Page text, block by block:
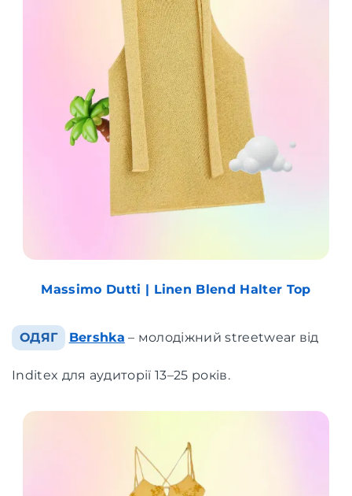
Massimo Dutti | Linen Blend Halter Top
ОДЯГ Bershka – молодіжний streetwear від
Inditex для аудиторії 13–25 років.